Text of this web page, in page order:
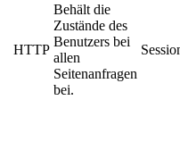
HTTP
Behält die
Zustände des
Benutzers bei
allen
Seitenanfragen
bei.